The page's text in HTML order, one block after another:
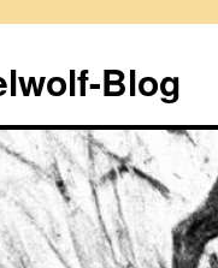
Blog